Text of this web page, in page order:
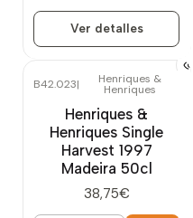
Ver detalles
B42.023| Henriques &
Henriques
Henriques &
Henriques Single
Harvest 1997
Madeira 50cl
38,75€